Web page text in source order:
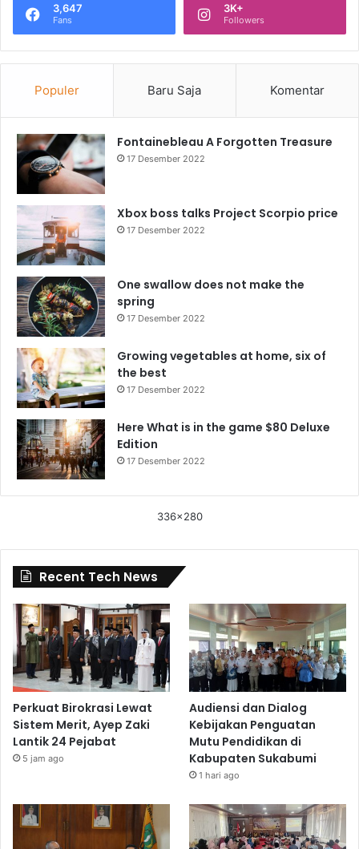
3,647
Fans
3K+
Followers
Populer Baru Saja Komentar
Fontainebleau A Forgotten Treasure
17 Desember 2022
Xbox boss talks Project Scorpio price
17 Desember 2022
One swallow does not make the
spring
17 Desember 2022
Growing vegetables at home, six of
the best
17 Desember 2022
Here What is in the game $80 Deluxe
Edition
17 Desember 2022
336x280
Recent Tech News
Perkuat Birokrasi Lewat
Sistem Merit, Ayep Zaki
Lantik 24 Pejabat
5 jam ago
Audiensi dan Dialog
Kebijakan Penguatan
Mutu Pendidikan di
Kabupaten Sukabumi
1 hari ago